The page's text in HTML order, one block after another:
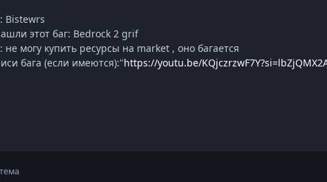
Bistewrs
этот баг: Bedrock 2 grif
могу купить ресурсы на market , оно багается
бага (если имеются):"https://youtu.be/